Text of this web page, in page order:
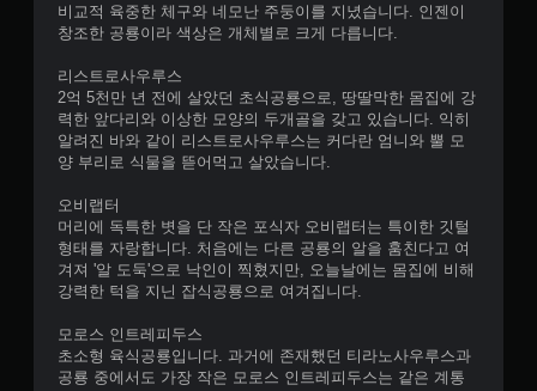
비교적 육중한 체구와 네모난 주둥이를 지녔습니다. 인젠이
창조한 공룡이라 색상은 개체별로 크게 다릅니다.
리스트로사우루스
2억 5천만 년 전에 살았던 초식공룡으로, 땅딸막한 몸집에 강
력한 앞다리와 이상한 모양의 두개골을 갖고 있습니다. 익히
알려진 바와 같이 리스트로사우루스는 커다란 엄니와 뿔 모
양 부리로 식물을 뜯어먹고 살았습니다.
오비랩터
머리에 독특한 볏을 단 작은 포식자 오비랩터는 특이한 깃털
형태를 자랑합니다. 처음에는 다른 공룡의 알을 훔친다고 여
겨져 '알 도둑'으로 낙인이 찍혔지만, 오늘날에는 몸집에 비해
강력한 턱을 지닌 잡식공룡으로 여겨집니다.
모로스 인트레피두스
초소형 육식공룡입니다. 과거에 존재했던 티라노사우루스과
공룡 중에서도 가장 작은 모로스 인트레피두스는 같은 계통